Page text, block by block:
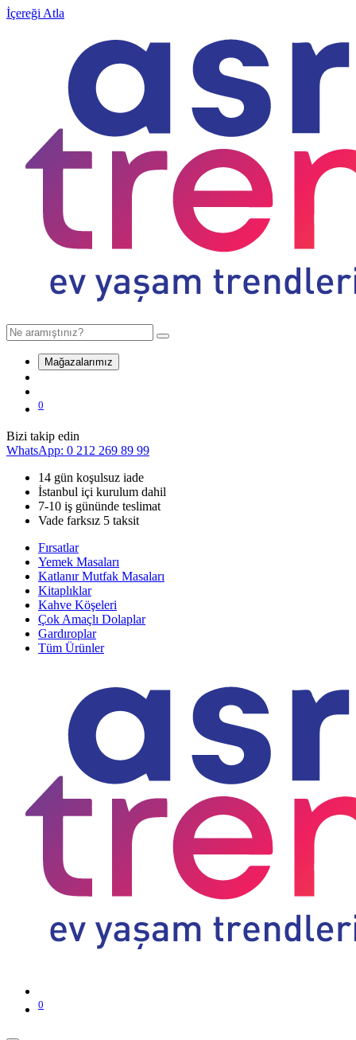
İçereği Atla
Mağazalarımız
0
Bizi takip edin
WhatsApp: 0 212 269 89 99
14 gün koşulsuz iade
İstanbul içi kurulum dahil
7-10 iş gününde teslimat
Vade farksız 5 taksit
Fırsatlar
Yemek Masaları
Katlanır Mutfak Masaları
Kitaplıklar
Kahve Köşeleri
Çok Amaçlı Dolaplar
Gardıroplar
Tüm Ürünler
0